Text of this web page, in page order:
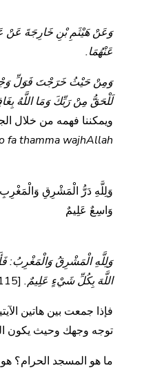
وَعَنْ هَيْثَمِ بْنِ خَارِجَةَ عَنْ
عَنْهُمَا.
وَمِنْ حَيْثُ خَرَجْتَ فَوَلِّ
لَلْحَقُّ مِنْ رَبِّكَ وَمَا اللَّهُ
ويمكننا فهمه من خلال
fa thamma wajhAllah.
وَلِلَّهِ دَرُّ الْمَشْرِقِ
وَاسِعٌ عَلِيمٌ
وَلِلَّهِ الْمَشْرِقُ وَالْمَغْرِبُ:
اللَّهَ بِكُلِّ شَيْءٍ عَلِيمٌ. [2:115]
فإذا جمعت بين هاتين
توجه وجهك وحيث يكون
ما هو المسجد الحرام؟